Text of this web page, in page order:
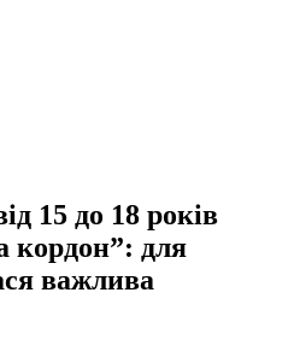
15 до 18 років
кордон”: для
важлива